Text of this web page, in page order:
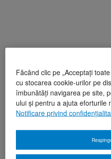
Făcând clic pe „Acceptați
cu stocarea cookie-urilor pe
îmbunătăți navigarea pe site,
ului și pentru a ajuta eforturile
Notificare privind